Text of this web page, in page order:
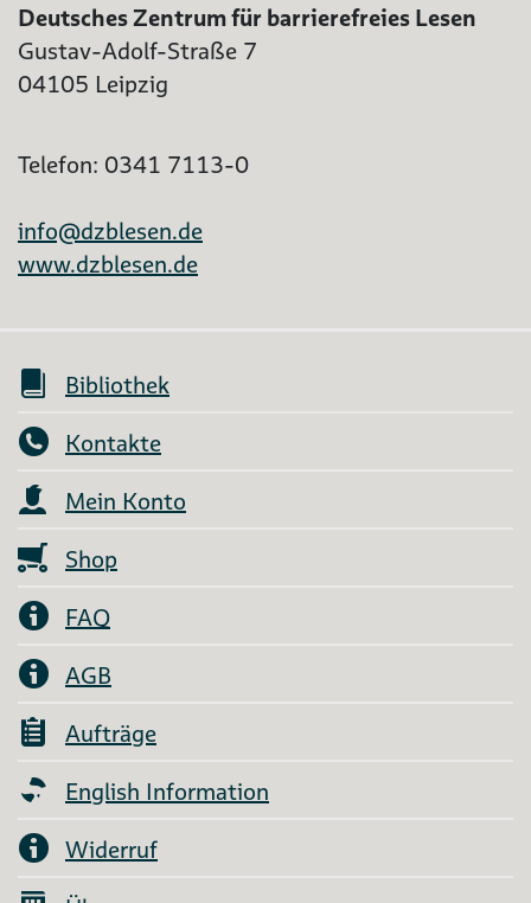
Deutsches Zentrum für barrierefreies Lesen
Gustav-Adolf-Straße 7
04105 Leipzig
Telefon: 0341 7113-0
info@dzblesen.de
www.dzblesen.de
Bibliothek
Kontakte
Mein Konto
Shop
FAQ
AGB
Aufträge
English Information
Widerruf